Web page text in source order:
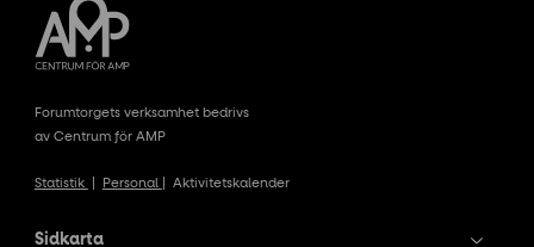
Forumtorgets verksamhet bedrivs
av Centrum för AMP
Statistik Personal Aktivitetskalender
Sidkarta